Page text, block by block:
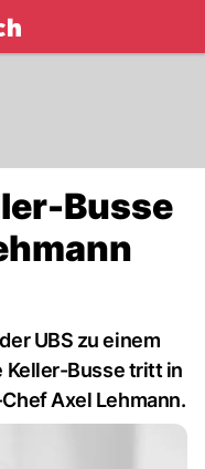
Busse
UBS zu einem
Keller-Busse tritt in
Axel Lehmann.